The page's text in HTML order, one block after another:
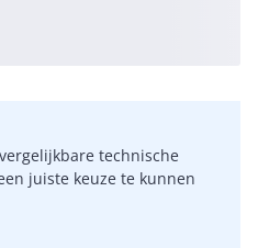
technische
juiste keuze te kunnen